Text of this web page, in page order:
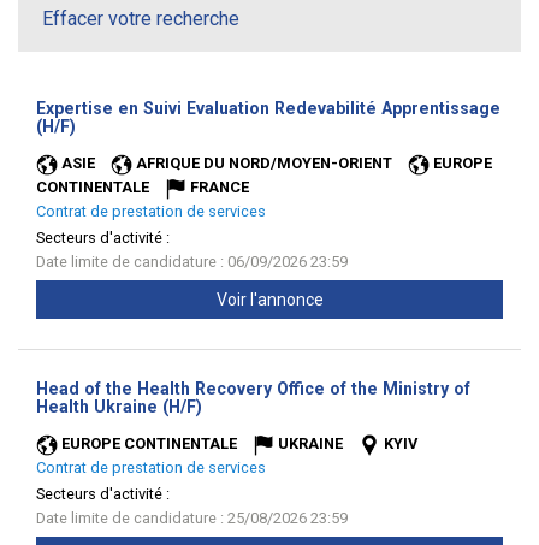
Effacer votre recherche
Expertise en Suivi Evaluation Redevabilité Apprentissage
(H/F)
ASIE AFRIQUE DU NORD/MOYEN-ORIENT
EUROPE
CONTINENTALE
FRANCE
Contrat de prestation de services
Secteurs d'activité :
Date limite de candidature : 06/09/2026 23:59
Voir l'annonce
Head of the Health Recovery Office of the Ministry of
Health Ukraine (H/F)
EUROPE CONTINENTALE UKRAINE
KYIV
Contrat de prestation de services
Secteurs d'activité :
Date limite de candidature : 25/08/2026 23:59